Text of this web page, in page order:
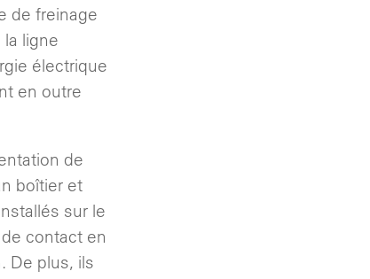
de freinage
ligne
électrique
en outre
de
boîtier et
sur le
contact en
De plus, ils